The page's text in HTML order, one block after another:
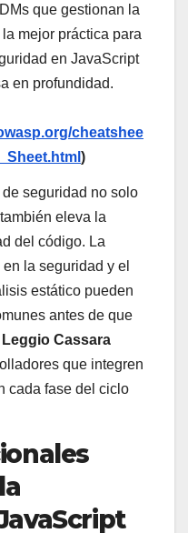
que gestionan la
mejor práctica para
en JavaScript
en profundidad.
cheatshee
)
de seguridad no solo
eleva la
del código. La
la seguridad y el
estático pueden
antes de que
Cassara
que integren
cada fase del ciclo